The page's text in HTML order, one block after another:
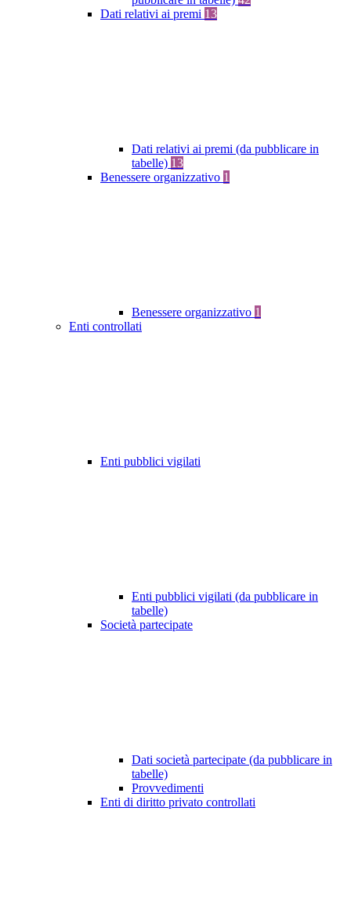
Dati relativi ai premi 13
Dati relativi ai premi (da pubblicare in
tabelle) 13
Benessere organizzativo 1
Benessere organizzativo 1
Enti controllati
Enti pubblici vigilati
Enti pubblici vigilati (da pubblicare in
tabelle)
Società partecipate
Dati società partecipate (da pubblicare in
tabelle)
Provvedimenti
Enti di diritto privato controllati